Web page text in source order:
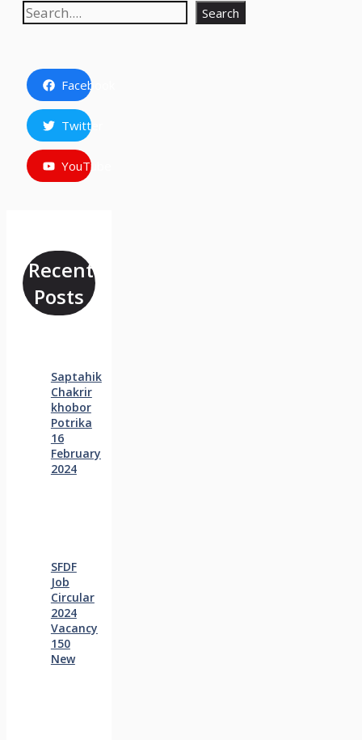
Search Search
Facebook
Twitter
YouTube
Recent
Posts
Saptahik
Chakrir
khobor
Potrika
16
February
2024
SFDF
Job
Circular
2024
Vacancy
150
New